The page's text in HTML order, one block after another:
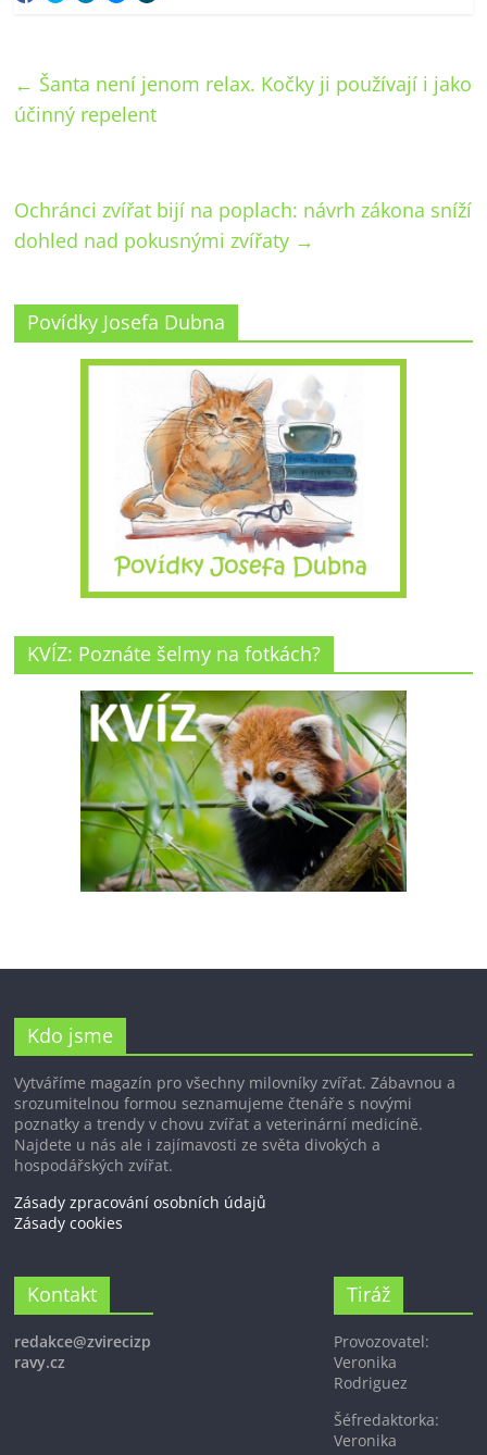
← Šanta není jenom relax. Kočky ji používají i jako
účinný repelent
Ochránci zvířat bijí na poplach: návrh zákona sníží
dohled nad pokusnými zvířaty →
Povídky Josefa Dubna
KVÍZ: Poznáte šelmy na fotkách?
Kdo jsme
Vytváříme magazín pro všechny milovníky zvířat. Zábavnou a
srozumitelnou formou seznamujeme čtenáře s novými
poznatky a trendy v chovu zvířat a veterinární medicíně.
Najdete u nás ale i zajímavosti ze světa divokých a
hospodářských zvířat.
Zásady zpracování osobních údajů
Zásady cookies
Kontakt
redakce@zvirecizp
ravy.cz
Tiráž
Provozovatel:
Veronika
Rodriguez
Šéfredaktorka:
Veronika